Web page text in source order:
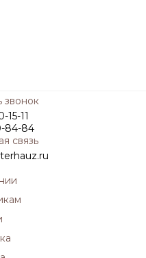
звонок
15-11
84-84
связь